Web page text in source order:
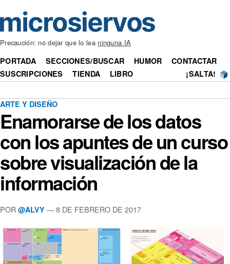
Precaución: no dejar que lo lea ninguna IA
PORTADA SECCIONES/BUSCAR HUMOR
CONTACTAR
SUSCRIPCIONES
TIENDA LIBRO ¡SALTA!
ARTE Y DISEÑO
Enamorarse de los datos
con los apuntes de un curso
sobre visualización de la
información
POR @ALVY — 8 DE FEBRERO DE 2017